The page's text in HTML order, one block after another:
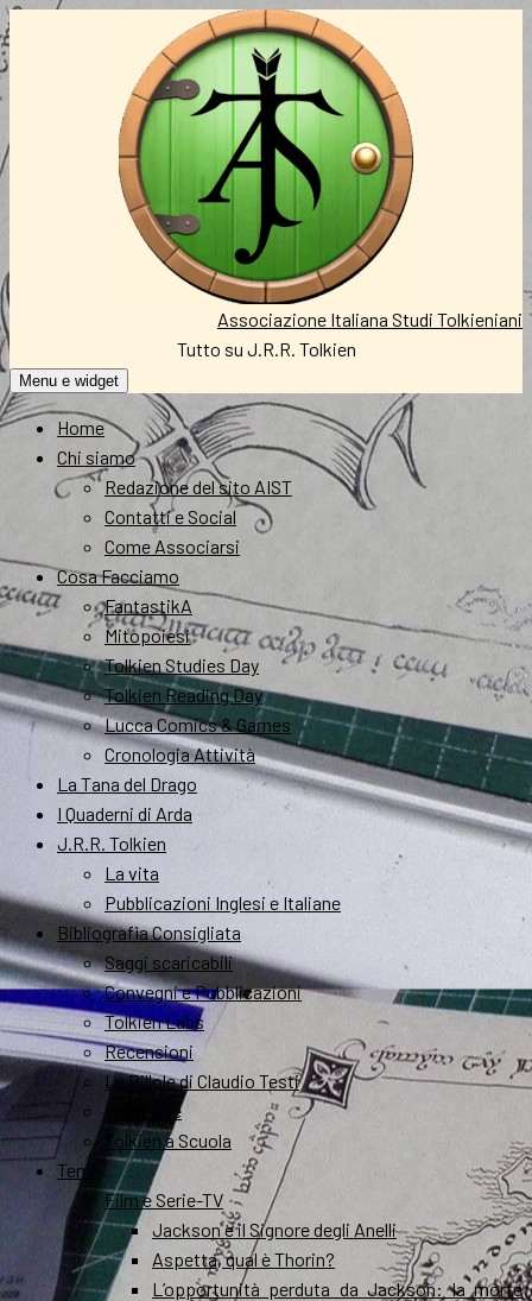
Vai
al
Associazione Italiana Studi Tolkieniani
Tutto su J.R.R. Tolkien
Menu e widget
Home
Chi siamo
Redazione del sito AIST
Contatti e Social
Come Associarsi
Cosa Facciamo
FantastikA
Mitopoiesi
Tolkien Studies Day
Tolkien Reading Day
Lucca Comics & Games
Cronologia Attività
La Tana del Drago
I Quaderni di Arda
J.R.R. Tolkien
La vita
Pubblicazioni Inglesi e Italiane
Bibliografia Consigliata
Saggi scaricabili
Convegni e Pubblicazioni
Tolkien Labs
Recensioni
Le Pillole di Claudio Testi
Interviste
Tolkien a Scuola
Temi
Film e Serie-TV
Jackson e il Signore degli Anelli
Aspetta, qual è Thorin?
L’opportunità perduta da Jackson: la morte